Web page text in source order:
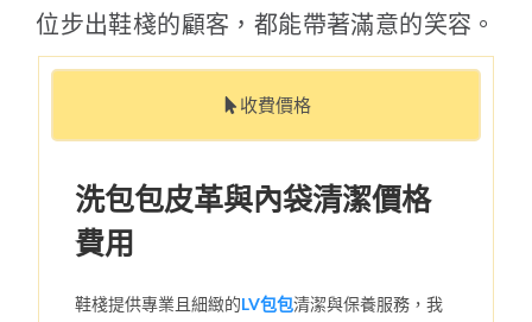
位步出鞋棧的顧客，都能帶著滿意的笑容。
收費價格
洗包包皮革與內袋清潔價格
費用
鞋棧提供專業且細緻的LV包包清潔與保養服務，我